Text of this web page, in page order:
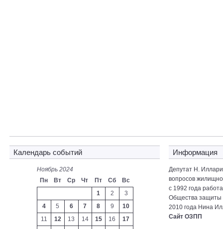
Календарь событий
Ноябрь 2024
Пн
Вт Ср Чт Пт Сб
Вс
1
2
3
4
5 6 7 8 9
10
11
12 13 14 15 16
17
Информация
Депутат Н.
вопросов
с 1992 года
Общества защиты
2010 года Нина
Сайт ОЗПП